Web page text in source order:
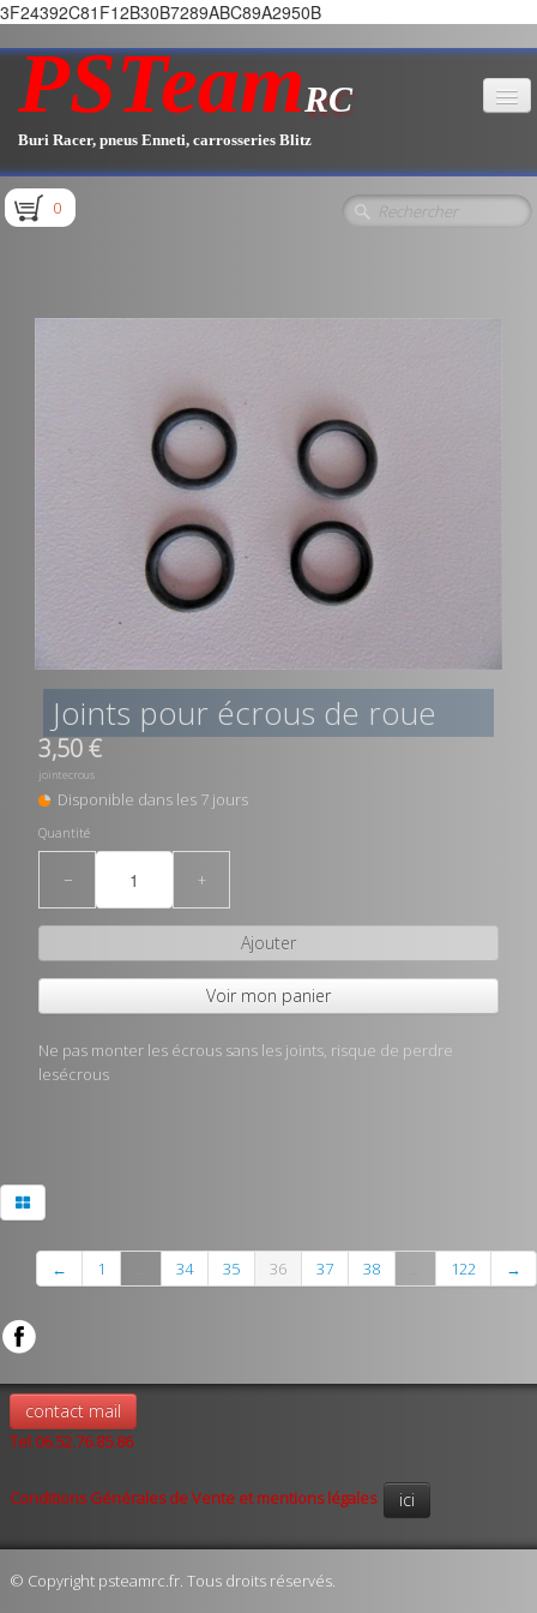
3F24392C81F12B30B7289ABC89A2950B
PSTeamRC
Buri Racer, pneus Enneti, carrosseries Blitz
Accueil
Pièces E1.1 / E1.2
Pièces E2.1
0
Joints pour écrous de roue
3,50 €
jointecrous
Disponible dans les 7 jours
Quantité
− +
Ajouter
Voir mon panier
Ne pas monter les écrous sans les joints, risque de perdre
lesécrous
← 1 34 35 36 37 38 122 →
contact mail
Tel 06.52.76.85.86
Conditions Générales de Vente et mentions légales ici
© Copyright psteamrc.fr. Tous droits réservés.